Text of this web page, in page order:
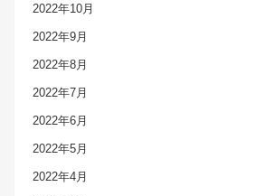
2022年10月
2022年9月
2022年8月
2022年7月
2022年6月
2022年5月
2022年4月